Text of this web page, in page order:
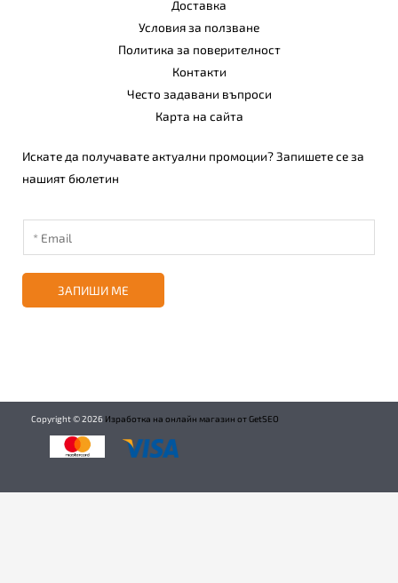
Доставка
Условия за ползване
Политика за поверителност
Контакти
Често задавани въпроси
Карта на сайта
Искате да получавате актуални промоции? Запишете се за
нашият бюлетин
ЗАПИШИ МЕ
Copyright ©2026 Изработка на онлайн магазин от GetSEO